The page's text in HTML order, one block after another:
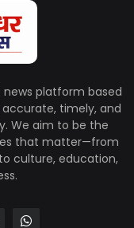
platform based
timely, and
We aim to be the
that matter—from
culture, education,